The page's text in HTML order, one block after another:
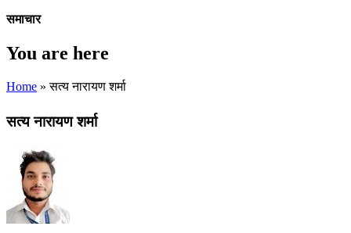
समाचार
You are here
Home » सत्य नारायण शर्मा
सत्य नारायण शर्मा